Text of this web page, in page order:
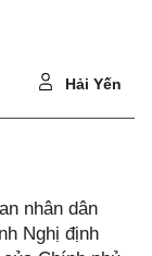
Hải Yến
nhân dân
Nghị định